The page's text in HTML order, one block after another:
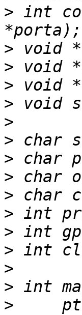
> int
>
>
>
>
>
>
>
>
>
>
>
>
>
>
>